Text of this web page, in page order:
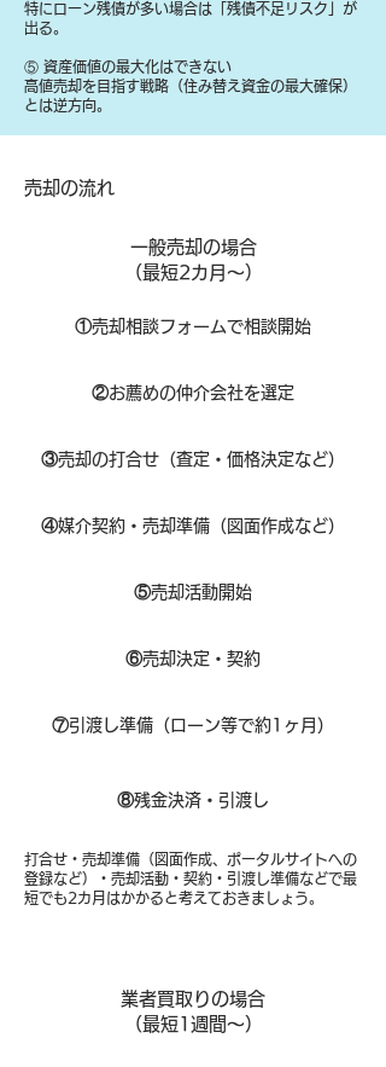
特にローン残債が多い場合は「残債不足リスク」が
出る。
⑤ 資産価値の最大化はできない
高値売却を目指す戦略（住み替え資金の最大確保）
とは逆方向。
​売却の流れ
一般売却の場合
​（最短2カ月～）
①​売却相談フォームで相談開始
②お薦めの仲介会社を選定
③売却の打合せ（査定・価格決定など）
④媒介契約・売却準備（図面作成など）
⑤売却活動開始
⑥売却決定・契約
⑦引渡し準備（ローン等で約1ヶ月）
打合せ・売却準備（図面作成、ポータルサイトへの
登録など）・売却活動・契約・引渡し準備などで最
短でも2カ月はかかると考えておきましょう。
⑧​残金決済・引渡し
業者買取りの場合
（​最短1週間～）